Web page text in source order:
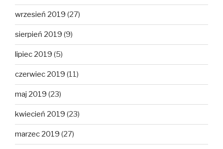
wrzesień 2019 (27)
sierpień 2019 (9)
lipiec 2019 (5)
czerwiec 2019 (11)
maj 2019 (23)
kwiecień 2019 (23)
marzec 2019 (27)